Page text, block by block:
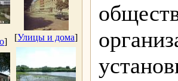
] [Улицы и дома]